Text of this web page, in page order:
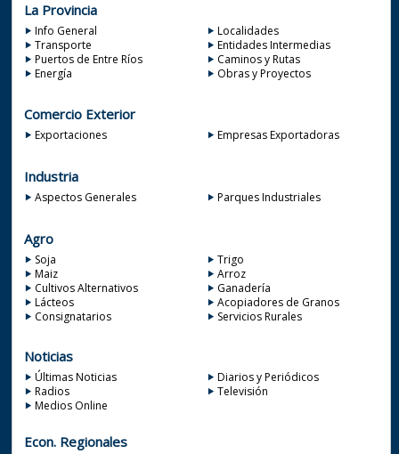
La Provincia
Info General
Localidades
Transporte
Entidades Intermedias
Puertos de Entre Ríos
Caminos y Rutas
Energía
Obras y Proyectos
Comercio Exterior
Exportaciones Empresas Exportadoras
Industria
Aspectos Generales Parques Industriales
Agro
Soja
Trigo
Maiz
Arroz
Cultivos Alternativos
Ganadería
Lácteos
Acopiadores de Granos
Consignatarios
Servicios Rurales
Noticias
Últimas Noticias
Diarios y Periódicos
Radios
Televisión
Medios Online
Econ. Regionales